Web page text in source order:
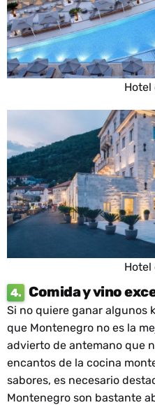
Hotel
Hotel
4. Comida y vino
Si no quiere ganar algunos
que Montenegro no es la
advierto de antemano que
encantos de la cocina
sabores, es necesario
Montenegro son bastante